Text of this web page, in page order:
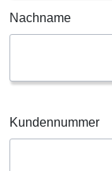
Nachname
Kundennummer